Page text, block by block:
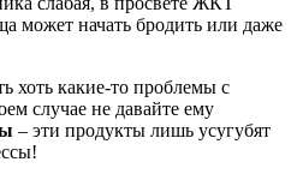
может начать бродить или даже
хоть какие-то проблемы с
случае не давайте ему
– эти продукты лишь усугубят